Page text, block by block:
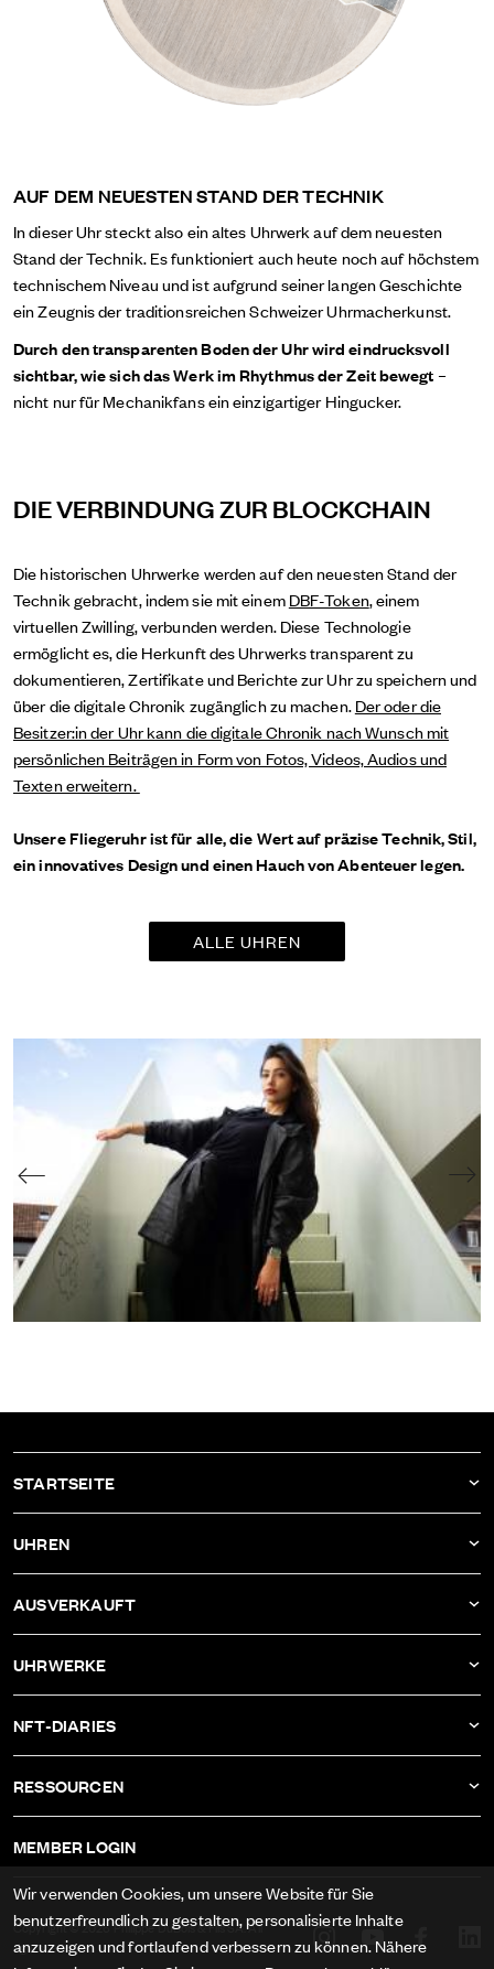
AUF DEM NEUESTEN STAND DER TECHNIK
In dieser Uhr steckt also ein altes Uhrwerk auf dem neuesten
Stand der Technik. Es funktioniert auch heute noch auf höchstem
technischem Niveau und ist aufgrund seiner langen Geschichte
ein Zeugnis der traditionsreichen Schweizer Uhrmacherkunst.
Durch den transparenten Boden der Uhr wird eindrucksvoll
sichtbar, wie sich das Werk im Rhythmus der Zeit bewegt–
nicht nur für Mechanikfans ein einzigartiger Hingucker.
DIE VERBINDUNG ZUR BLOCKCHAIN
Die historischen Uhrwerke werden auf den neuesten Stand der
Technik gebracht, indem sie mit einemDBF-Token, einem
virtuellen Zwilling, verbunden werden. Diese Technologie
ermöglicht es, die Herkunft des Uhrwerks transparent zu
dokumentieren, Zertifikate und Berichte zur Uhr zu speichern und
über die digitale Chronik zugänglich zu machen.Der oder die
Besitzer:in der Uhr kann die digitale Chronik nach Wunsch mit
persönlichen Beiträgen in Form von Fotos, Videos, Audios und
Texten erweitern.
Unsere Fliegeruhr ist für alle, die Wert auf präzise Technik, Stil,
ein innovatives Design und einen Hauch von Abenteuer legen.
ALLE UHREN
STARTSEITE
ATELIER
UHREN
DBF009
DBF007
AUSVERKAUFT
DBF004
DBF002
DBF001
UHRWERKE
KALIBER RECORD 1959-2
KALIBER AS-1895
NFT-DIARIES
RESSOURCEN
AGB
DATENSCHUTZ
MEDIEN
MEMBER LOGIN
Copyright © 2026 Philippe DuBois & Fils SA. All
rights reserved.
Wir verwenden Cookies, um unsere Website für Sie
benutzerfreundlich zu gestalten, personalisierte Inhalte
anzuzeigen und fortlaufend verbessern zu können. Nähere